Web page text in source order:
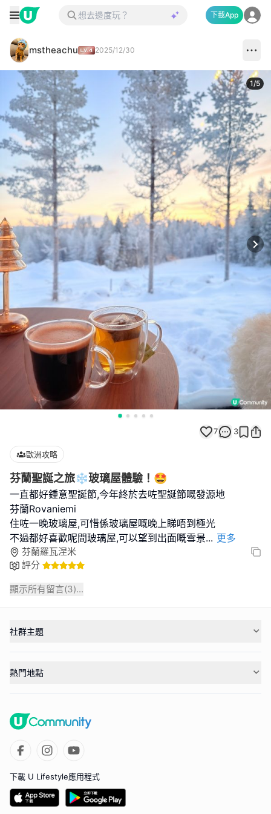
下載App
mstheachu 2025/12/30
1/5
7 3
歐洲攻略
芬蘭聖誕之旅❄️玻璃屋體驗！🤩
一直都好鍾意聖誕節,今年終於去咗聖誕節嘅發源地
芬蘭Rovaniemi
住咗一晚玻璃屋,可惜係玻璃屋嘅晚上睇唔到極光
不過都好喜歡呢間玻璃屋,可以望到出面嘅雪景... 更多
芬蘭羅瓦涅米
評分
顯示所有留言(3)...
社群主題
熱門地點
下載 U Lifestyle應用程式